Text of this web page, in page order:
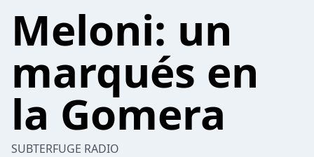
Meloni: un
marqués en
la Gomera
SUBTERFUGE RADIO